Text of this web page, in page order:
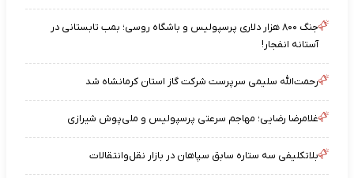
جنگ ۸۰۰ هزار دلاری پرسپولیس و باشگاه روسی؛ بمب تابستانی در
آستانه انفجار!
رحمت‌الله سلیمی سرپرست شرکت گاز استان کرمانشاه شد
غلامرضا رضایی؛ مهاجم سرعتی پرسپولیس و ملی‌پوش شیرازی
بلاتکلیفی سه ستاره سابق سپاهان در بازار نقل‌وانتقالات